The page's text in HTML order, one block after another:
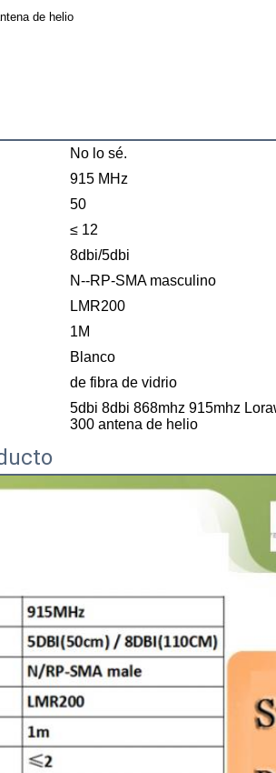
de helio
No lo sé.
915 MHz
50
≤ 12
8dbi/5dbi
N--RP-SMA masculino
LMR200
1M
Blanco
de fibra de vidrio
5dbi 8dbi 868mhz 915mhz
300 antena de helio